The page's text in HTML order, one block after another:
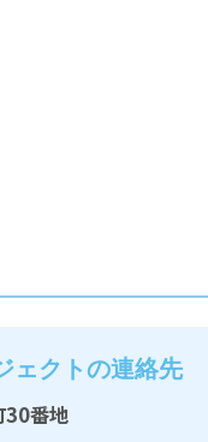
ェクトの連絡先
番地